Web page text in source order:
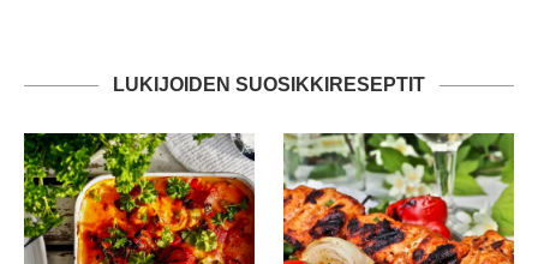
LUKIJOIDEN SUOSIKKIRESEPTIT